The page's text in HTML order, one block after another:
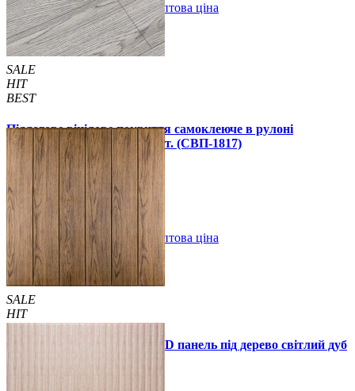
Купити В закладки Оптова ціна
SALE
HIT
BEST
Підлогове вінілове покриття самоклеюче в рулоні
3000х600х1,5мм, ціна за 1 шт. (СВП-1817)
990 грн. 1390 грн.
Купити В закладки Оптова ціна
SALE
HIT
Самоклеюча декоративна 3D панель під дерево світлий дуб